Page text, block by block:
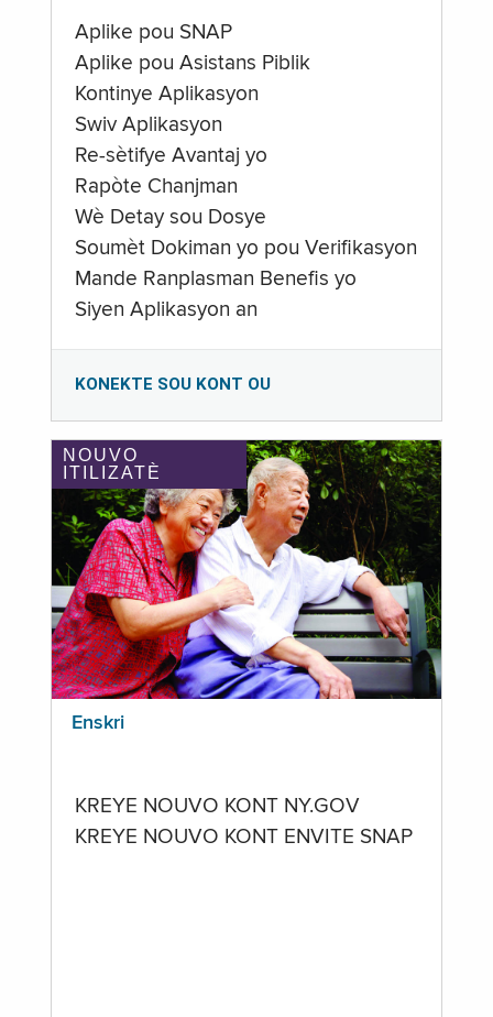
Aplike pou SNAP
Aplike pou Asistans Piblik
Kontinye Aplikasyon
Swiv Aplikasyon
Re-sètifye Avantaj yo
Rapòte Chanjman
Wè Detay sou Dosye
Soumèt Dokiman yo pou Verifikasyon
Mande Ranplasman Benefis yo
Siyen Aplikasyon an
KONEKTE SOU KONT OU
NOUVO
ITILIZATÈ
Enskri
KREYE NOUVO KONT NY.GOV
KREYE NOUVO KONT ENVITE SNAP